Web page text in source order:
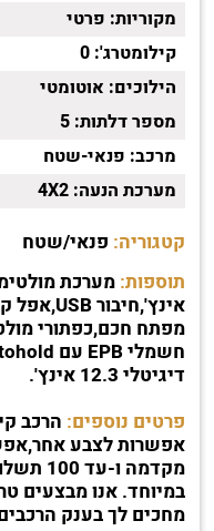
מקוריות: פרטי
קילומטרג': 0
הילוכים: אוטומטי
מספר דלתות: 5
מרכב: פנאי-שטח
מערכת הנעה: 4X2
קטגוריה: פנאי/שטח
תוספות:
מפתח חכם,כפתורי
דיגיטלי 12.3 אינץ'.
פרטים נוספים: הרכב
מקדמה
במיוחד. אנו מבצעים
מחכים לך בענק הרכבים, רח׳